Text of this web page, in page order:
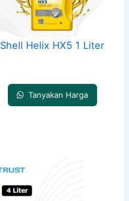
Shell Helix HX5 1 Liter
Tanyakan Harga